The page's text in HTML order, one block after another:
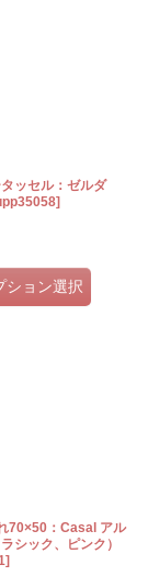
タッセル：ゼルダ
]
ション選択
70×50：Casal アル
シック、ピンク）
]